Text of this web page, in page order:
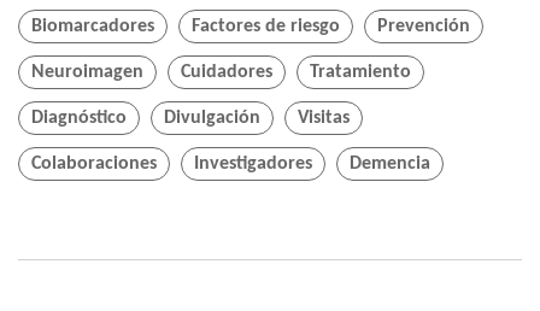
Biomarcadores Factores de riesgo Prevención
Neuroimagen Cuidadores Tratamiento
Diagnóstico Divulgación Visitas
Colaboraciones Investigadores Demencia